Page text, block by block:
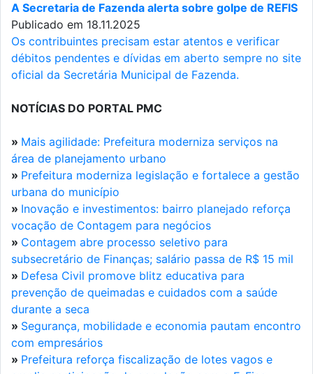
A Secretaria de Fazenda alerta sobre golpe de REFIS
Publicado em 18.11.2025
Os contribuintes precisam estar atentos e verificar
débitos pendentes e dívidas em aberto sempre no site
oficial da Secretária Municipal de Fazenda.
NOTÍCIAS DO PORTAL PMC
» Mais agilidade: Prefeitura moderniza serviços na
área de planejamento urbano
» Prefeitura moderniza legislação e fortalece a gestão
urbana do município
» Inovação e investimentos: bairro planejado reforça
vocação de Contagem para negócios
» Contagem abre processo seletivo para
subsecretário de Finanças; salário passa de R$ 15 mil
» Defesa Civil promove blitz educativa para
prevenção de queimadas e cuidados com a saúde
durante a seca
» Segurança, mobilidade e economia pautam encontro
com empresários
» Prefeitura reforça fiscalização de lotes vagos e